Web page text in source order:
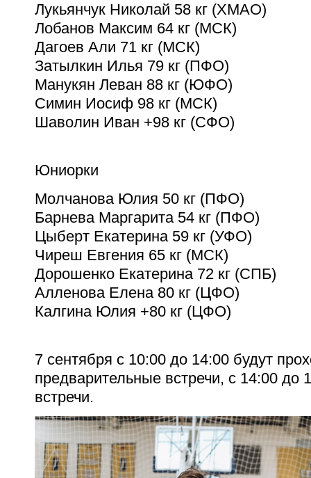
Лукьянчук Николай 58 кг (ХМАО)
Лобанов Максим 64 кг (МСК)
Дагоев Али 71 кг (МСК)
Затылкин Илья 79 кг (ПФО)
Манукян Леван 88 кг (ЮФО)
Симин Иосиф 98 кг (МСК)
Шаволин Иван +98 кг (СФО)
Юниорки
Молчанова Юлия 50 кг (ПФО)
Барнева Маргарита 54 кг (ПФО)
Цыберт Екатерина 59 кг (УФО)
Чиреш Евгения 65 кг (МСК)
Дорошенко Екатерина 72 кг (СПБ)
Алленова Елена 80 кг (ЦФО)
Калгина Юлия +80 кг (ЦФО)
7 сентября с 10:00 до 14:00 будут
предварительные встречи, с 14:00 до
встречи.